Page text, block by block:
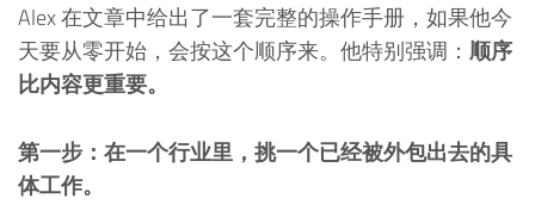
Alex 在文章中给出了一套完整的操作手册，如果他今
天要从零开始，会按这个顺序来。他特别强调： 顺序
比内容更重要。
第一步：在一个行业里，挑一个已经被外包出去的具
体工作。